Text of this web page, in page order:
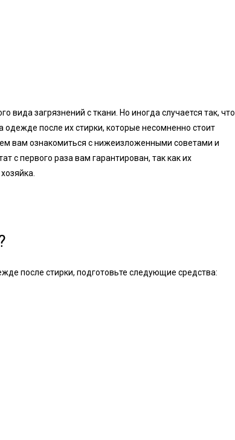
загрязнений с ткани. Но иногда случается так, что
после их стирки, которые несомненно стоит
вам ознакомиться с нижеизложенными советами и
с первого раза вам гарантирован, так как их
после стирки, подготовьте следующие средства: